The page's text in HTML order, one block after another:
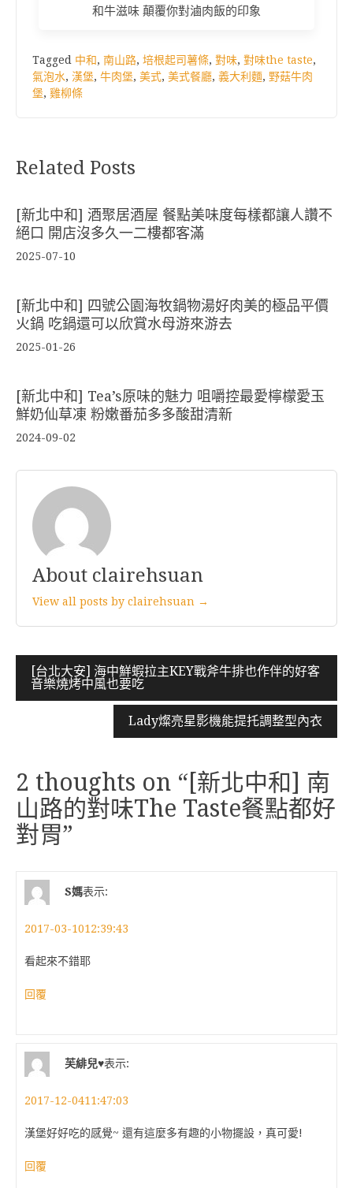
和牛滋味 顛覆你對滷肉飯的印象
Tagged 中和, 南山路, 培根起司薯條, 對味, 對味the taste,
氣泡水, 漢堡, 牛肉堡, 美式, 美式餐廳, 義大利麵, 野菇牛肉
堡, 雞柳條
Related Posts
[新北中和] 酒聚居酒屋 餐點美味度每樣都讓人讚不
絕口 開店沒多久一二樓都客滿
2025-07-10
[新北中和] 四號公園海牧鍋物湯好肉美的極品平價
火鍋 吃鍋還可以欣賞水母游來游去
2025-01-26
[新北中和] Tea’s原味的魅力 咀嚼控最愛檸檬愛玉
鮮奶仙草凍 粉嫩番茄多多酸甜清新
2024-09-02
About clairehsuan
View all posts by clairehsuan →
文
章
[台北大安] 海中鮮蝦拉主KEY戰斧牛排也作伴的好客
音樂燒烤中風也要吃
Lady燦亮星影機能提托調整型內衣
2 thoughts on “ [新北中和] 南
山路的對味The Taste餐點都好
對胃”
S媽表示:
2017-03-1012:39:43
看起來不錯耶
回覆
芙緋兒♥表示:
2017-12-0411:47:03
漢堡好好吃的感覺~ 還有這麼多有趣的小物擺設，真可愛!
回覆